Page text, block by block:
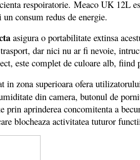
respoiratorie. Meaco UK 12L
consum redus de energie.
asigura o portabilitate extinsa
dar nici nu ar fi nevoie,
este complet de culoare alb,
in zona superioara ofera
din camera, butonul de
prin aprinderea concomitenta a
blocheaza activitatea tuturor